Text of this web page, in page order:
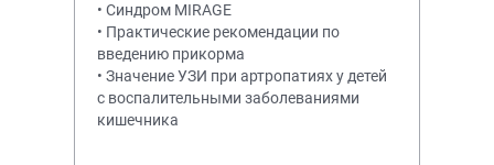
• Синдром MIRAGE
• Практические рекомендации по
введению прикорма
• Значение УЗИ при артропатиях у детей
с воспалительными заболеваниями
кишечника